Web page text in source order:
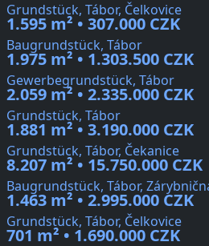
Grundstück, Tábor, Čelkovice
1.595 m² • 307.000 CZK
Baugrundstück, Tábor
1.975 m² • 1.303.500 CZK
Gewerbegrundstück, Tábor
2.059 m² • 2.335.000 CZK
Grundstück, Tábor
1.881 m² • 3.190.000 CZK
Grundstück, Tábor, Čekanice
8.207 m² • 15.750.000 CZK
Baugrundstück, Tábor,
1.463 m² • 2.995.000 CZK
Grundstück, Tábor, Čelkovice
701 m² • 1.690.000 CZK